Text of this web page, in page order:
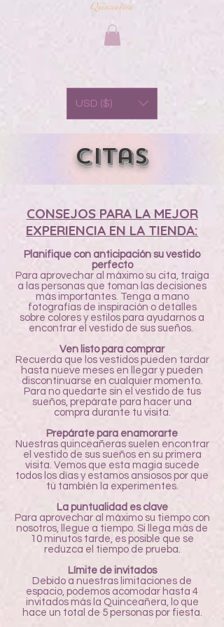
USD ($)
Citas
CONSEJOS PARA LA MEJOR
EXPERIENCIA EN LA TIENDA:
Planifique con anticipación su vestido
perfecto
Para aprovechar al máximo su cita, traiga
a las personas que toman las decisiones
más importantes. Tenga a mano
fotografías de inspiración o detalles
sobre colores y estilos para ayudarnos a
encontrar el vestido de sus sueños.
Ven listo para comprar
Recuerda que los vestidos pueden tardar
hasta nueve meses en llegar y pueden
discontinuarse en cualquier momento.
Para no quedarte sin el vestido de tus
sueños, prepárate para hacer una
compra durante tu visita.
Prepárate para enamorarte
Nuestras quinceañeras suelen encontrar
el vestido de sus sueños en su primera
visita. Vemos que esta magia sucede
todos los días y estamos ansiosos por que
tú también la experimentes.
La puntualidad es clave
Para aprovechar al máximo su tiempo con
nosotros, llegue a tiempo. Si llega más de
10 minutos tarde, es posible que se
reduzca el tiempo de prueba.
Límite de invitados
Debido a nuestras limitaciones de
espacio, podemos acomodar hasta 4
invitados más la Quinceañera, lo que
hace un total de 5 personas por fiesta.